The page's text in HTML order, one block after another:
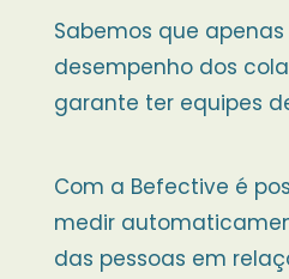
Sabemos que
desempenho dos
garante ter equipes
Com a Befective é
medir
das pessoas em